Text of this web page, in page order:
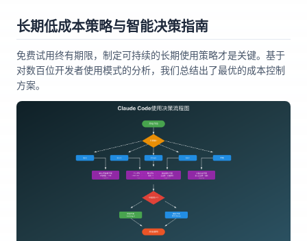
长期低成本策略与智能决策指南
免费试用终有期限，制定可持续的长期使用策略才是关键。基于
对数百位开发者使用模式的分析，我们总结出了最优的成本控制
方案。